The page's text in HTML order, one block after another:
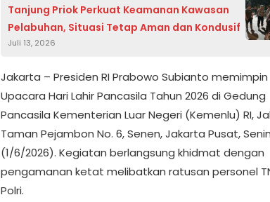
Tanjung Priok Perkuat Keamanan Kawasan
Pelabuhan, Situasi Tetap Aman dan Kondusif
Juli 13, 2026
Jakarta – Presiden RI Prabowo Subianto memimpin
Upacara Hari Lahir Pancasila Tahun 2026 di Gedung
Pancasila Kementerian Luar Negeri (Kemenlu) RI,
Taman Pejambon No. 6, Senen, Jakarta Pusat, Senin
(1/6/2026). Kegiatan berlangsung khidmat dengan
pengamanan ketat melibatkan ratusan personel
Polri.